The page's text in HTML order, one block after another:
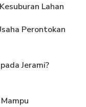
Lahan
Perontokan
Jerami?